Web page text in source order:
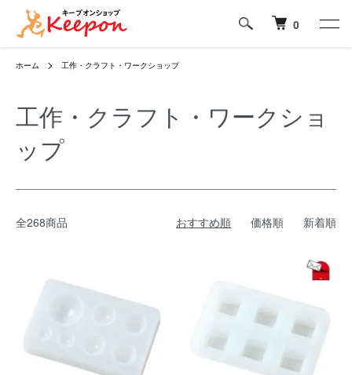
0
ホーム 工作・クラフト・ワークショップ
工作・クラフト・ワークショ
ップ
全268商品 おすすめ順 価格順 新着順